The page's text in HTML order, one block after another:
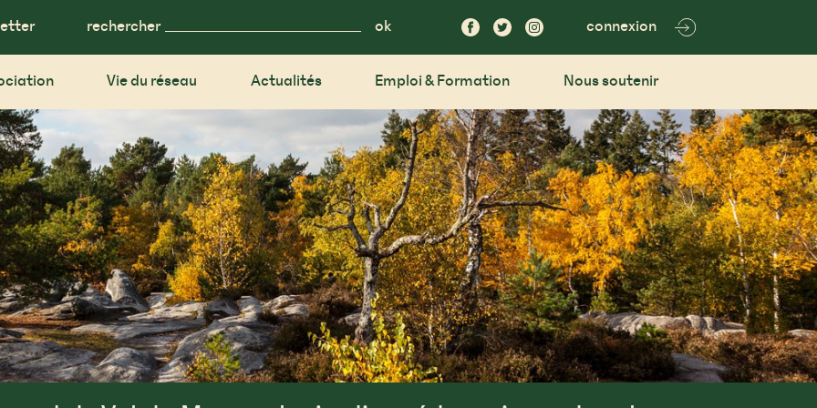
rechercher connexion
Vie du réseau Actualités Emploi & Formation Nous soutenir